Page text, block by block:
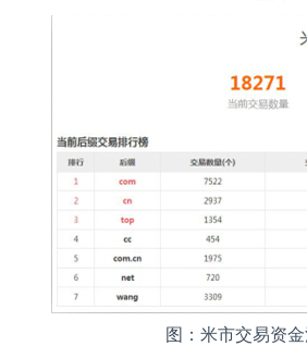
图：米市交易资金